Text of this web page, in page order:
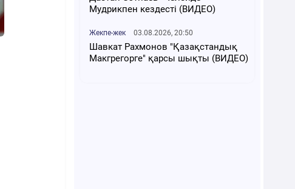
Мудрикпен кездесті (ВИДЕО)
Жекпе-жек 03.08.2026, 20:50
Шавкат Рахмонов "Қазақстандық
Макгрегорге" қарсы шықты (ВИДЕО)